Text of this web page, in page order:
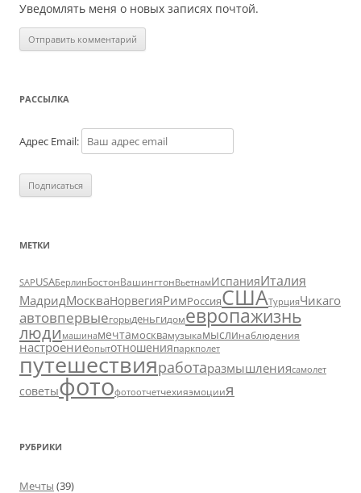
Уведомлять меня о новых записях почтой.
РАССЫЛКА
Адрес Email:
МЕТКИ
SAPUSAБерлинБостонВашингтонВьетнамИспанияИталия
МадридМоскваНорвегияРимРоссияСШАТурцияЧикаго
автовпервыегорыденьгидомевропажизнь
люди машинамечтамосквамузыкамыслинаблюдения
настроениеопытотношенияпаркполет
путешествияработаразмышлениясамолет
советыфотофотоотчетчехияэмоциия
РУБРИКИ
Мечты (39)